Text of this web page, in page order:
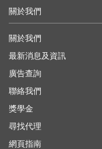
關於我們
關於我們
最新消息及資訊
廣告查詢
聯絡我們
獎學金
尋找代理
網頁指南